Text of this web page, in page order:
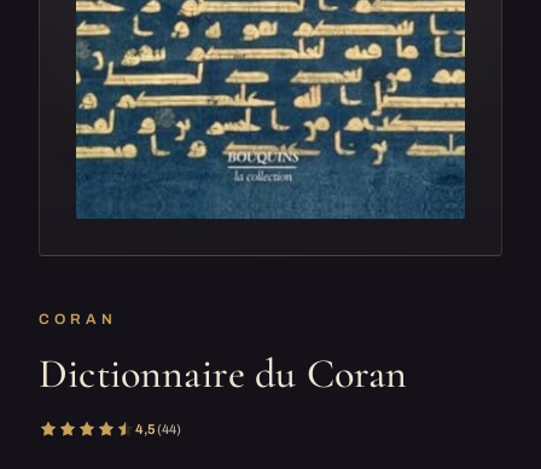
CORAN
Dictionnaire du Coran
4,5(44)